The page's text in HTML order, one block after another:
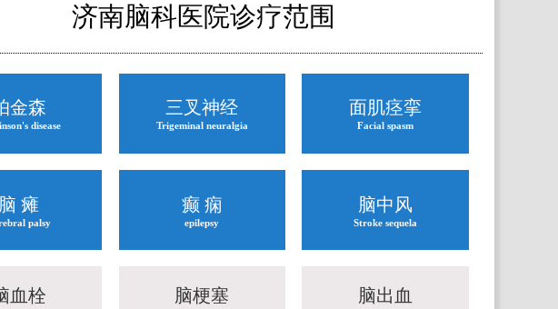
济南脑科医院诊疗范围
金森
disease
三叉神经
Trigeminal neuralgia
面肌痉挛
Facial spasm
瘫
palsy
癫 痫
epilepsy
脑中风
Stroke sequela
血栓 脑梗塞 脑出血